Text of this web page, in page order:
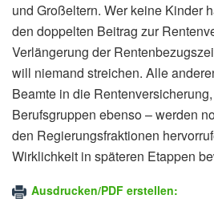
und Großeltern. Wer keine Kinder
den doppelten Beitrag zur
Verlängerung der
will niemand streichen. Alle
Beamte in die
Berufsgruppen ebenso – werden
den Regierungsfraktionen
Wirklichkeit in späteren Etappen
Ausdrucken/PDF erstellen: